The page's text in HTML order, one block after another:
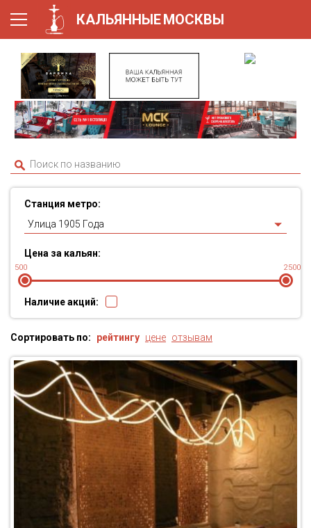
КАЛЬЯННЫЕМОСКВЫ
Станция метро:
Улица 1905 Года
Цена за кальян:
500 2500
Наличие акций:
Сортировать по: рейтингу цене отзывам